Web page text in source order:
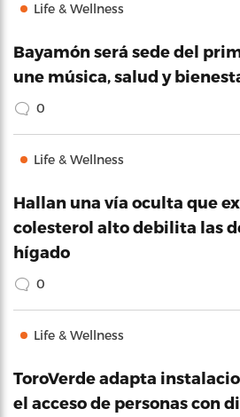
Life & Wellness
Bayamón será sede del
une música, salud y
0
Life & Wellness
Hallan una vía oculta que
colesterol alto debilita las
hígado
0
Life & Wellness
ToroVerde adapta
el acceso de personas con